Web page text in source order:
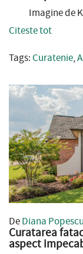
Imagine de
Citeste tot
Tags: Curatenie,
DeDiana Popescu
Curatarea
aspect